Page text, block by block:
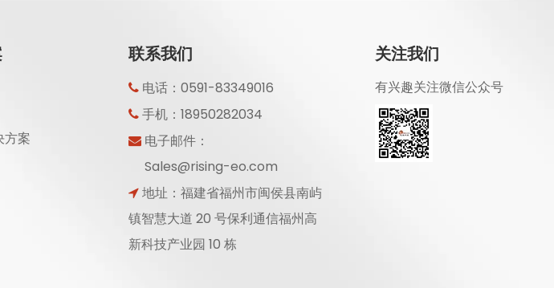
方案
联系我们
 电话：0591-83349016
 手机：18950282034
电子邮件：
Sales@rising-eo.com
 地址：福建省福州市闽侯县南屿
镇智慧大道 20 号保利通信福州高
新科技产业园 10 栋
关注我们
有兴趣关注微信公众号